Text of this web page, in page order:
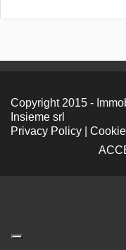
Copyright 2015 -
Insieme srl
Privacy Policy